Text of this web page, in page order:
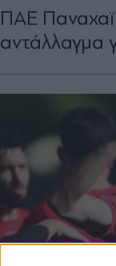
ΠΑΕ
αντάλλαγμα